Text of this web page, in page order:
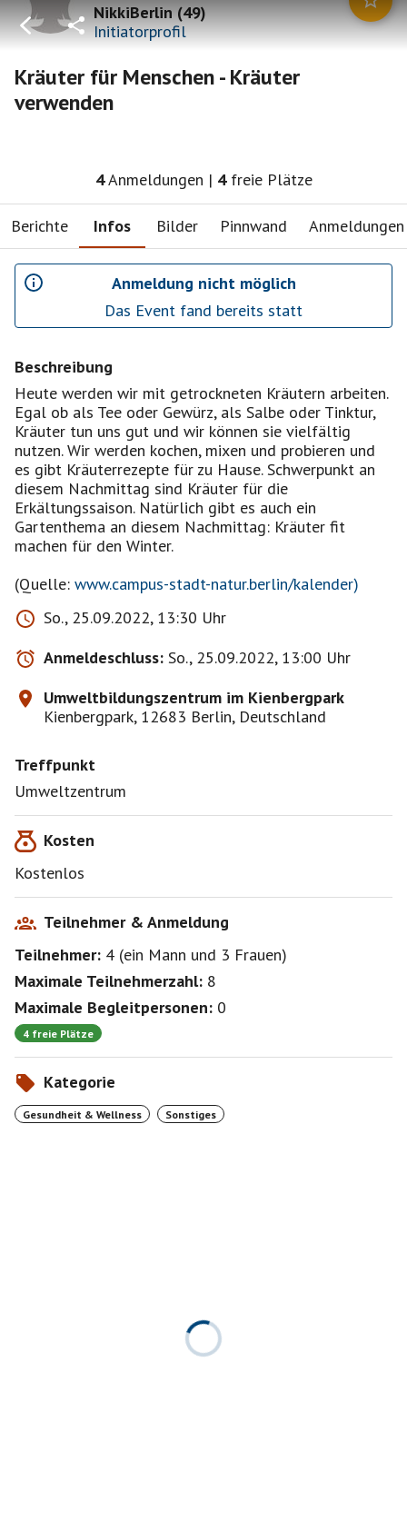
NikkiBerlin(49)
Initiatorprofil
Kräuter für Menschen - Kräuter
verwenden
4Anmeldungen | 4 freie Plätze
Berichte Infos Bilder Pinnwand Anmeldungen
Anmeldung nicht möglich
Das Event fand bereits statt
Beschreibung
Heute werden wir mit getrockneten Kräutern arbeiten.
Egal ob als Tee oder Gewürz, als Salbe oder Tinktur,
Kräuter tun uns gut und wir können sie vielfältig
nutzen. Wir werden kochen, mixen und probieren und
es gibt Kräuterrezepte für zu Hause. Schwerpunkt an
diesem Nachmittag sind Kräuter für die
Erkältungssaison. Natürlich gibt es auch ein
Gartenthema an diesem Nachmittag: Kräuter fit
machen für den Winter.
(Quelle: www.campus-stadt-natur.berlin/kalender)
So., 25.09.2022, 13:30 Uhr
Anmeldeschluss: So., 25.09.2022, 13:00 Uhr
Umweltbildungszentrum im Kienbergpark
Kienbergpark, 12683 Berlin, Deutschland
Treffpunkt
Umweltzentrum
Kosten
Kostenlos
Teilnehmer & Anmeldung
Teilnehmer: 4 (ein Mann und 3 Frauen)
Maximale Teilnehmerzahl: 8
Maximale Begleitpersonen: 0
4 freie Plätze
Kategorie
Gesundheit & Wellness Sonstiges